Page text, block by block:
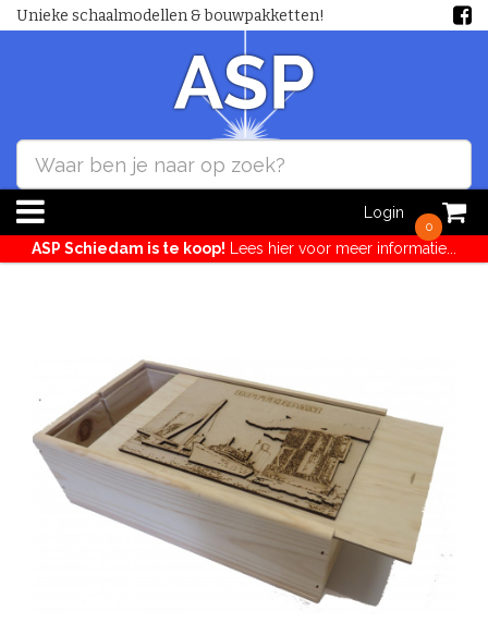
Unieke schaalmodellen & bouwpakketten!
0
Login
ASP Schiedam is te koop! Lees hier voor meer informatie...